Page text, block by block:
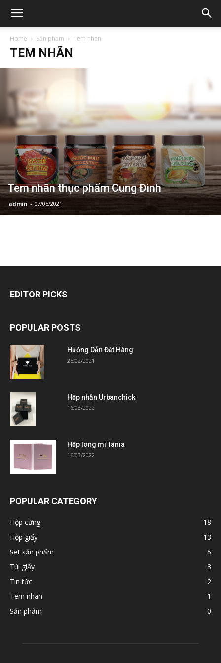
Home Sản phẩm Tem nhãn
TEM NHÃN
Tem nhãn thực phẩm Cung Đình
admin - 07/05/2021
EDITOR PICKS
POPULAR POSTS
Hướng Dẫn Đặt Hàng
25/02/2021
Hộp nhẫn Urbanchick
16/03/2022
Hộp lông mi Tania
16/03/2022
POPULAR CATEGORY
Hộp cứng
18
Hộp giấy
13
Set sản phẩm
5
Túi giấy
3
Tin tức
2
Tem nhãn
1
Sản phẩm
0